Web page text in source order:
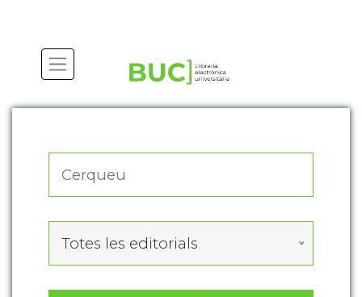
Totes les editorials